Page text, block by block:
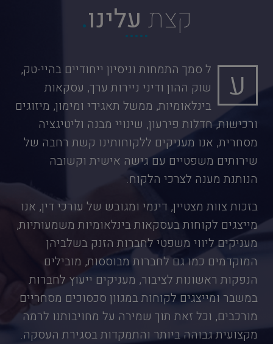
קצת עלינו.
ע
ל סמך התמחות וניסיון ייחודיים בהיי-טק,
שוק ההון ודיני ניירות ערך, עסקאות
בינלאומיות, ממשל תאגידי ומימון, מיזוגים
ורכישות, חדלות פירעון, שינויי מבנה וליטיגציה
מסחרית, אנו מעניקים ללקוחותינו קשת רחבה של
שירותים משפטיים עם גישה אישית וקשובה
הנותנת מענה לצרכי הלקוח.
בזכות צוות מצטיין, דינמי ומגובש של עורכי דין, אנו
מייצגים לקוחות בעסקאות בינלאומיות משמעותיות,
מעניקים ליווי משפטי לחברות הזנק בשלביהן
המוקדמים כמו גם לחברות מבוססות, מובילים
הנפקות ראשונות לציבור, מעניקים ייעוץ לחברות
במשבר ומייצגים לקוחות במגוון סכסוכים מסחריים
מורכבים, וכל זאת תוך שמירה על מחויבותנו לרמה
מקצועית גבוהה ביותר והתמקדות בסגירת העסקה.